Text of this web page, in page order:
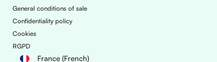
General conditions of sale
Confidentiality policy
Cookies
RGPD
France (French)